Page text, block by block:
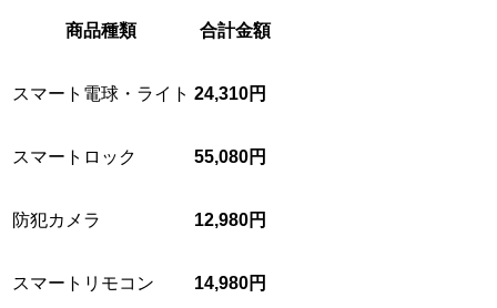
商品種類 合計金額
スマート電球・ライト 24,310円
スマートロック 55,080円
防犯カメラ 12,980円
スマートリモコン 14,980円